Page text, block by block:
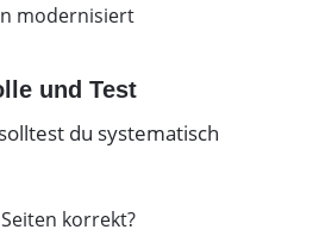
modernisiert
und Test
du systematisch
korrekt?